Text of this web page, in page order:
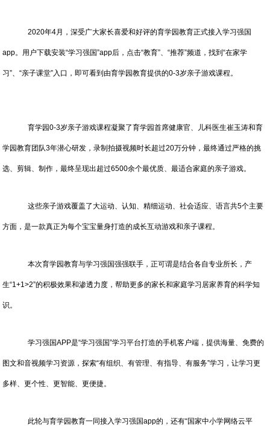
2020年4月，深受广大家长喜爱和好评的育学园教育正式接入学习强国
app。用户下载安装“学习强国”app后，点击“教育”、“推荐”频道，找到“在家学
习”、“亲子课堂”入口，即可看到由育学园教育提供的0-3岁亲子游戏课程。
育学园0-3岁亲子游戏课程凝聚了育学园首席健康官、儿科医生崔玉涛和育
学园教育团队3年潜心研发，录制拍摄视频时长超过20万分钟，最终通过严格的挑
选、剪辑、制作，最终呈现出超过6500余个最优质、最适合家庭的亲子游戏。
这些亲子游戏覆盖了大运动、认知、精细运动、社会适应、语言共5个主要
方面，是一款真正为每个宝宝量身打造的成长互动游戏和亲子课程。
本次育学园教育与学习强国强强联手，正可谓是结合各自专业所长，产
生“1+1>2”的积极效果和渗透力度，帮助更多的家长和家庭学习居家养育的科学知
识。
学习强国APP是“学习强国”学习平台打造的手机客户端，提供海量、免费的
图文和音视频学习资源，探索“有组织、有管理、有指导、有服务”学习，让学习更
多样、更个性、更智能、更便捷。
此轮与育学园教育一同接入学习强国app的，还有“国家中小学网络云平